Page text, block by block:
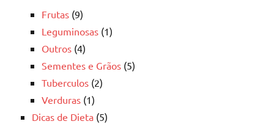
Frutas (9)
Leguminosas (1)
Outros (4)
Sementes e Grãos (5)
Tuberculos (2)
Verduras (1)
Dicas de Dieta (5)